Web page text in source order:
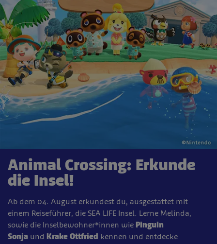
Animal Crossing: Erkunde
die Insel!
Ab dem 04. August erkundest du, ausgestattet mit
einem Reiseführer, die SEA LIFE Insel. Lerne Melinda,
sowie die Inselbewohner*innen wie Pinguin
Sonja und Krake Ottfried kennen und entdecke